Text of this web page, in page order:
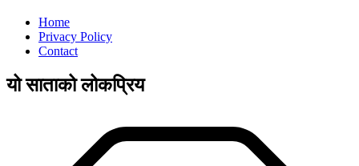
Home
Privacy Policy
Contact
यो साताको लोकप्रिय